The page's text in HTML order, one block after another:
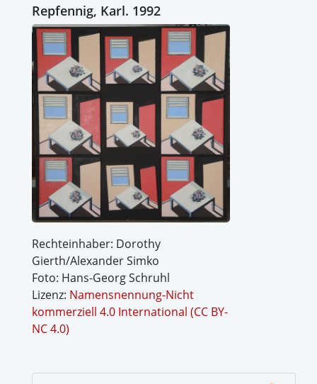
Repfennig, Karl. 1992
Rechteinhaber: Dorothy
Gierth/Alexander Simko
Foto: Hans-Georg Schruhl
Lizenz: Namensnennung-Nicht
kommerziell 4.0 International (CC BY-
NC 4.0)